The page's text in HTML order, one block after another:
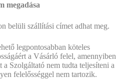
megadása
belüli szállítási címet adhat meg.
legpontosabban köteles
a Vásárló felel, amennyiben
a Szolgáltató nem tudta teljesíteni a
felelősséggel nem tartozik.